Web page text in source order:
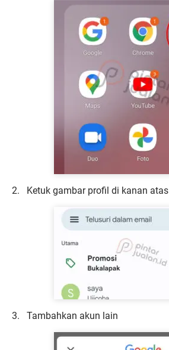
Ketuk gambar profil di kanan atas
Tambahkan akun lain